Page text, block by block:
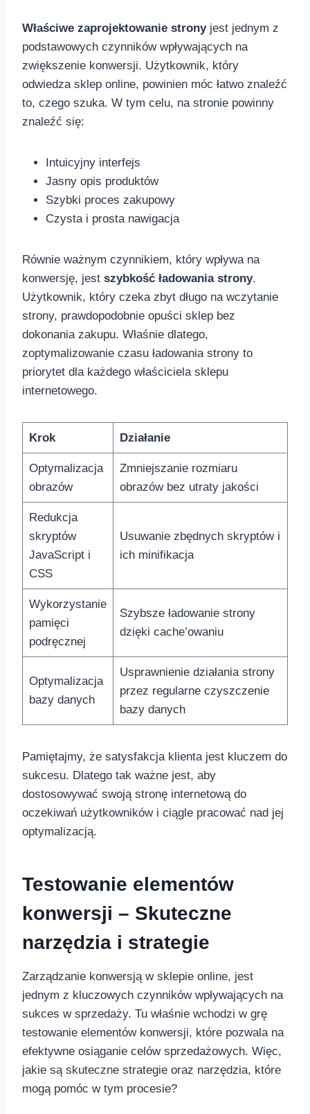
Właściwe zaprojektowanie stronyjest jednym z
podstawowych czynników wpływających na
⁤zwiększenie konwersji. Użytkownik, który
odwiedza sklep online, powinien móc łatwo znaleźć
‌to, czego szuka. W‌ tym celu, na‍ stronie powinny
znaleźć się:
Intuicyjny interfejs
Jasny opis produktów
Szybki proces zakupowy
Czysta i prosta nawigacja
Równie ważnym ‍czynnikiem, który wpływa na
konwersję, jest szybkość ⁢ładowania strony.
Użytkownik, który czeka zbyt‍ długo na wczytanie ​
strony, prawdopodobnie opuści sklep bez
dokonania zakupu. Właśnie dlatego,
zoptymalizowanie czasu ładowania strony to
‌priorytet dla ⁣każdego właściciela sklepu⁤
internetowego.
Krok Działanie
Optymalizacja
obrazów
Zmniejszanie rozmiaru⁣
obrazów bez utraty‌ jakości
Redukcja
skryptów
JavaScript i ​
CSS
Usuwanie zbędnych skryptów i
ich minifikacja
Wykorzystanie
pamięci
‌podręcznej
Szybsze⁣ ładowanie strony
dzięki cache’owaniu
Optymalizacja
bazy danych
Usprawnienie działania strony
przez regularne ‌czyszczenie
bazy danych
Pamiętajmy, że⁢ satysfakcja klienta jest kluczem do
sukcesu. Dlatego tak ważne jest, aby
dostosowywać swoją stronę internetową​ do
oczekiwań użytkowników i ciągle pracować nad jej
optymalizacją.
Testowanie elementów
konwersji‍ – Skuteczne
narzędzia i strategie
Zarządzanie konwersją ‌w sklepie online, jest
jednym z kluczowych czynników wpływających na
sukces w sprzedaży. Tu właśnie wchodzi w​ grę
testowanie elementów konwersji, które pozwala na
efektywne osiąganie celów sprzedażowych. Więc,
jakie ⁢są skuteczne strategie oraz narzędzia, które
mogą pomóc w tym ‍procesie?